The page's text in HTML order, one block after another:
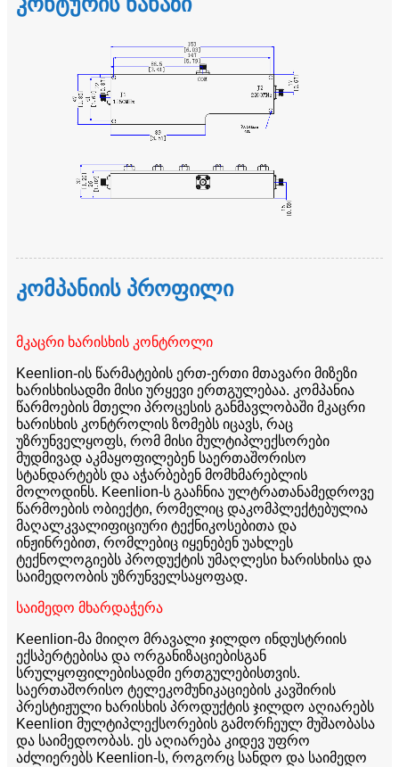
კომპანიის პროფილი
მკაცრი ხარისხის კონტროლი
Keenlion-ის წარმატების ერთ-ერთი მთავარი მიზეზი
ხარისხისადმი მისი ურყევი ერთგულებაა. კომპანია
წარმოების მთელი პროცესის განმავლობაში მკაცრი
ხარისხის კონტროლის ზომებს იცავს, რაც
უზრუნველყოფს, რომ მისი მულტიპლექსორები
მუდმივად აკმაყოფილებენ საერთაშორისო
სტანდარტებს და აჭარბებენ მომხმარებლის
მოლოდინს. Keenlion-ს გააჩნია ულტრათანამედროვე
წარმოების ობიექტი, რომელიც დაკომპლექტებულია
მაღალკვალიფიციური ტექნიკოსებითა და
ინჟინრებით, რომლებიც იყენებენ უახლეს
ტექნოლოგიებს პროდუქტის უმაღლესი ხარისხისა და
საიმედოობის უზრუნველსაყოფად.
საიმედო მხარდაჭერა
Keenlion-მა მიიღო მრავალი ჯილდო ინდუსტრიის
ექსპერტებისა და ორგანიზაციებისგან
სრულყოფილებისადმი ერთგულებისთვის.
საერთაშორისო ტელეკომუნიკაციების კავშირის
პრესტიჟული ხარისხის პროდუქტის ჯილდო აღიარებს
Keenlion მულტიპლექსორების გამორჩეულ მუშაობასა
და საიმედოობას. ეს აღიარება კიდევ უფრო
აძლიერებს Keenlion-ს, როგორც სანდო და საიმედო